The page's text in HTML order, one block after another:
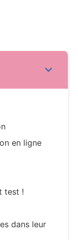
en ligne
test !
dans leur